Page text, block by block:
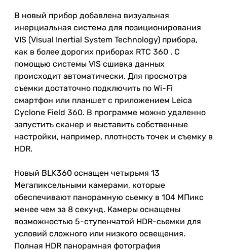
В новый прибор добавлена визуальная
инерциальная система для позиционирования
VIS (Visual Inertial System Technology) прибора,
как в более дорогих приборах RTC 360 . С
помощью системы VIS сшивка данных
происходит автоматически. Для просмотра
съемки достаточно подключить по Wi-Fi
смартфон или планшет с приложением Leica
Cyclone Field 360. В программе можно удаленно
запустить сканер и выставить собственные
настройки, например, плотность точек и съемку в
HDR.
Новый BLK360 оснащен четырьмя 13
Мегапиксельными камерами, которые
обеспечивают панорамную сьемку в 104 МПикс
менее чем за 8 секунд. Камеры оснащены
возможностью 5-ступенчатой HDR-сьемки для
условий сложного или низкого освещения.
Полная HDR панорамная фотография